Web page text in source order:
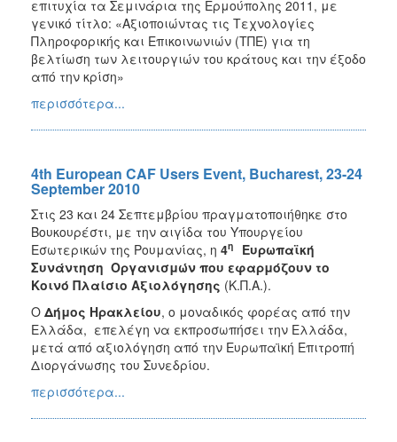
επιτυχία τα Σεμινάρια της Ερμούπολης 2011, με
γενικό τίτλο: «Αξιοποιώντας τις Τεχνολογίες
Πληροφορικής και Επικοινωνιών (ΤΠΕ) για τη
βελτίωση των λειτουργιών του κράτους και την έξοδο
από την κρίση»
περισσότερα...
4th European CAF Users Event, Bucharest, 23-24
September 2010
Στις 23 και 24 Σεπτεμβρίου πραγματοποιήθηκε στο
Βουκουρέστι, με την αιγίδα του Υπουργείου
Εσωτερικών της Ρουμανίας, η 4η
Ευρωπαϊκή
Συνάντηση Οργανισμών που εφαρμόζουν το
Κοινό Πλαίσιο Αξιολόγησης (Κ.Π.Α.).
Ο Δήμος Ηρακλείου, ο μοναδικός φορέας από την
Ελλάδα, επελέγη να εκπροσωπήσει την Ελλάδα,
μετά από αξιολόγηση από την Ευρωπαϊκή Επιτροπή
Διοργάνωσης του Συνεδρίου.
περισσότερα...